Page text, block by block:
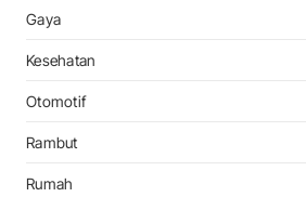
Gaya
Kesehatan
Otomotif
Rambut
Rumah